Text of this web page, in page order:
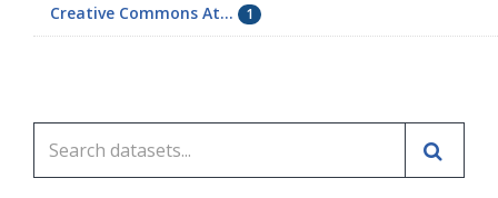
Creative Commons At... 1